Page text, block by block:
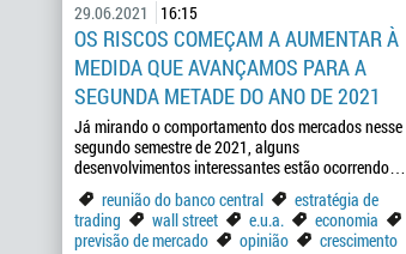
29.06.2021 16:15
OS RISCOS COMEÇAM A AUMENTAR À
MEDIDA QUE AVANÇAMOS PARA A
SEGUNDA METADE DO ANO DE 2021
Já mirando o comportamento dos mercados nesse
segundo semestre de 2021, alguns
desenvolvimentos interessantes estão ocorrendo…
reunião do banco central
estratégia de
trading
wall street e.u.a.
economia
previsão de mercado
opinião crescimento